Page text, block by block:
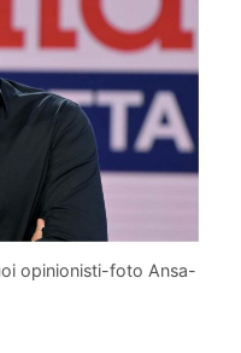
opinionisti-foto Ansa-